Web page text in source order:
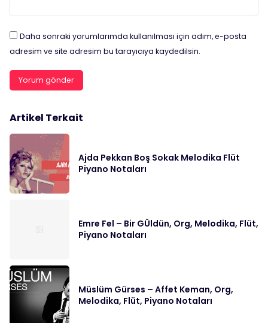
Daha sonraki yorumlarımda kullanılması için adım, e-posta
adresim ve site adresim bu tarayıcıya kaydedilsin.
Artikel Terkait
Ajda Pekkan Boş Sokak Melodika Flüt
Piyano Notaları
Emre Fel – Bir GÜldün, Org, Melodika, Flüt,
Piyano Notaları
Müslüm Gürses – Affet Keman, Org,
Melodika, Flüt, Piyano Notaları